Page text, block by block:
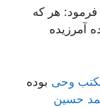
هر که
آمرزیده
وحی بوده
حسین